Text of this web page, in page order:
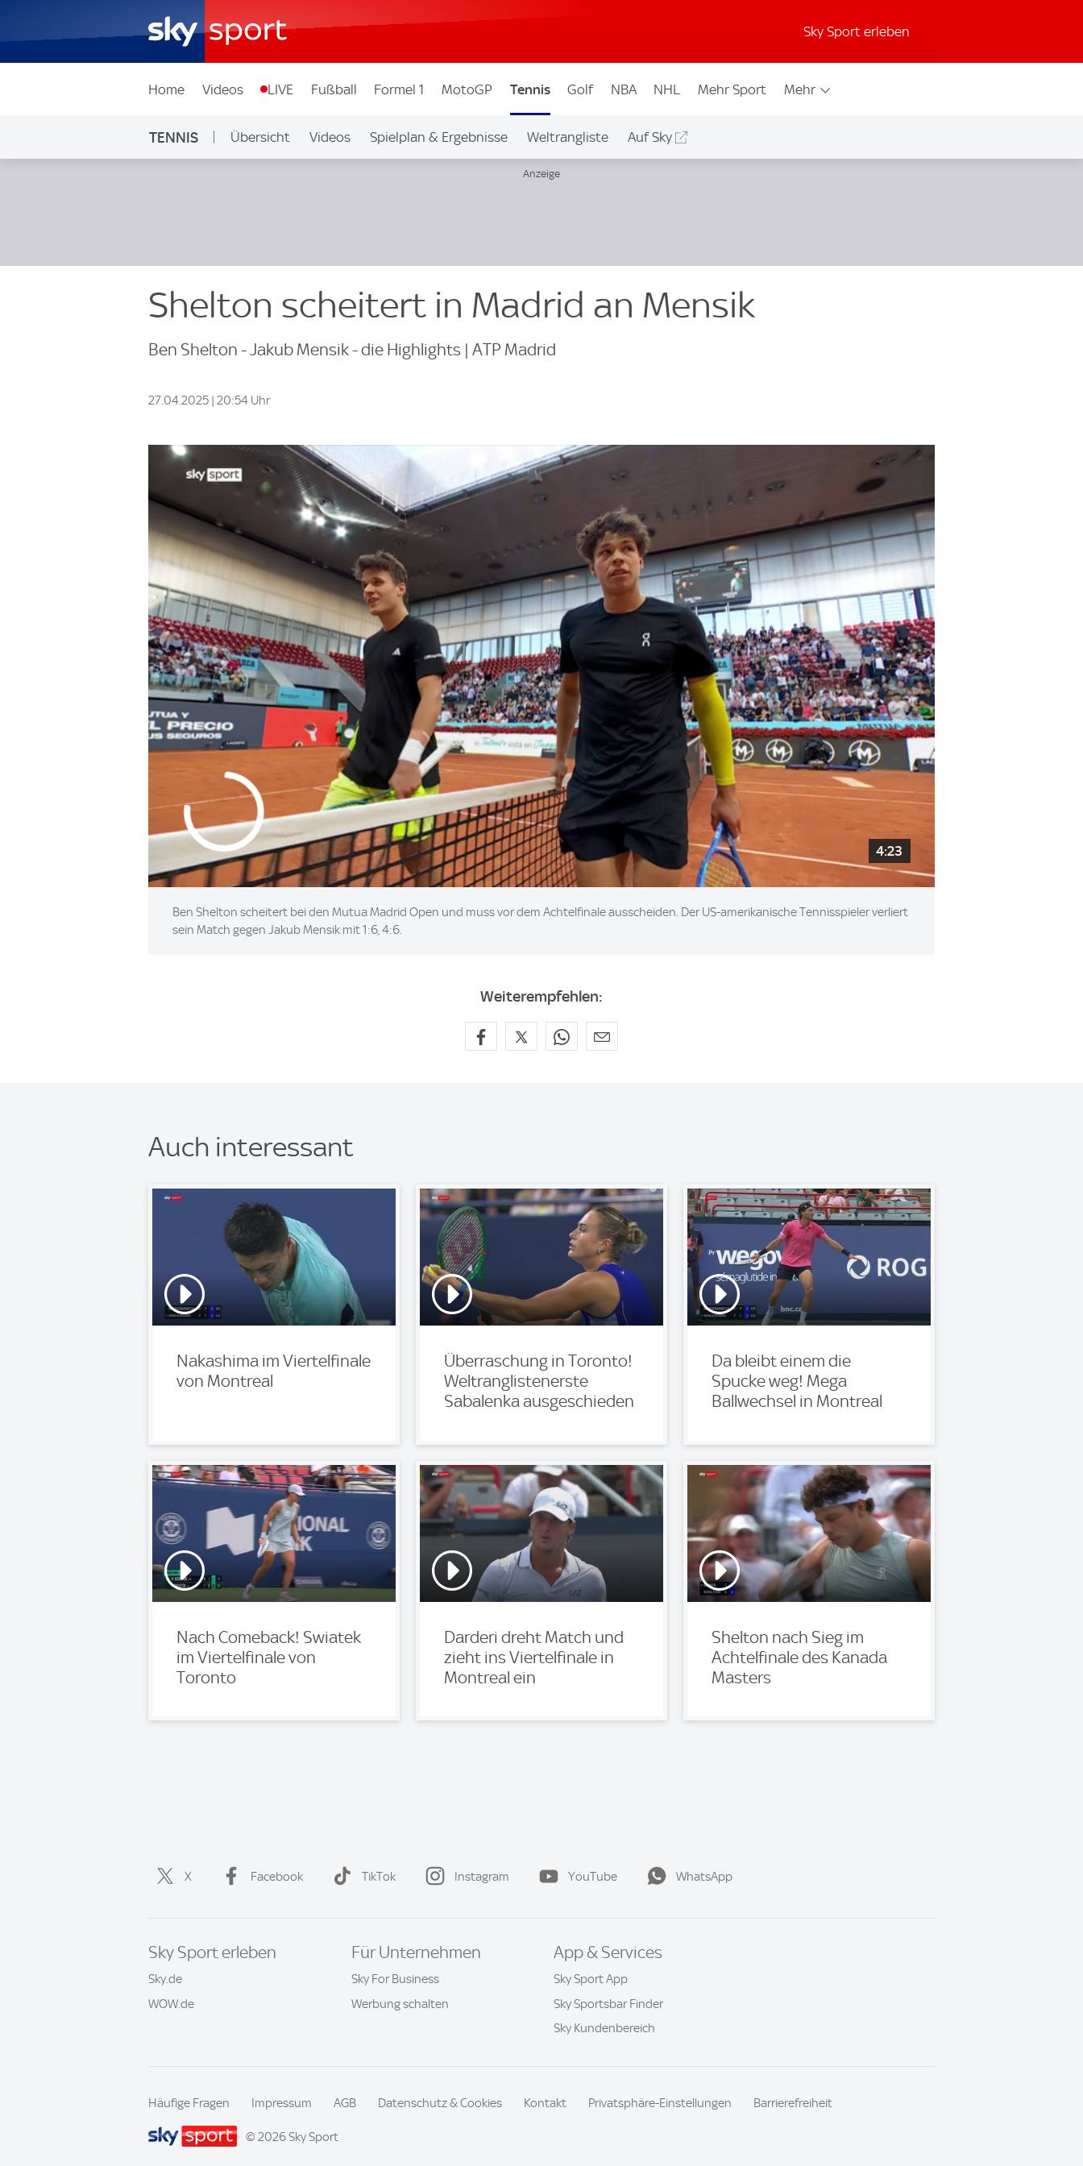
Sky Sport erleben
Home Videos LIVE Fußball Formel 1 MotoGP Tennis Golf NBA NHL Mehr Sport Mehr
TENNIS Übersicht Videos Spielplan & Ergebnisse Weltrangliste Auf Sky
Shelton scheitert in Madrid an Mensik
Ben Shelton - Jakub Mensik - die Highlights | ATP Madrid
27.04.2025 | 20:54 Uhr
4:23
Ben Shelton scheitert bei den Mutua Madrid Open und muss vor dem Achtelfinale ausscheiden. Der US-amerikanische Tennisspieler verliert
sein Match gegen Jakub Mensik mit 1:6, 4:6.
Weiterempfehlen:
Auch interessant
Nakashima im Viertelfinale
von Montreal
Überraschung in Toronto!
Weltranglistenerste
Sabalenka ausgeschieden
Da bleibt einem die
Spucke weg! Mega
Ballwechsel in Montreal
Nach Comeback! Swiatek
im Viertelfinale von
Toronto
Darderi dreht Match und
zieht ins Viertelfinale in
Montreal ein
Shelton nach Sieg im
Achtelfinale des Kanada
Masters
X Facebook TikTok Instagram YouTube WhatsApp
Sky Sport erleben
Sky.de
WOW.de
Für Unternehmen
Sky For Business
Werbung schalten
App & Services
Sky Sport App
Sky Sportsbar Finder
Sky Kundenbereich
Häufige Fragen Impressum AGB Datenschutz & Cookies Kontakt Privatsphäre-Einstellungen Barrierefreiheit
© 2026 Sky Sport